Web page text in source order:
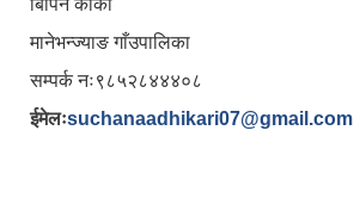
बिपिन कार्की
मानेभन्ज्याङ गाँउपालिका
सम्पर्क नः९८५२८४४४०८
ईमेलःsuchanaadhikari07@gmail.com